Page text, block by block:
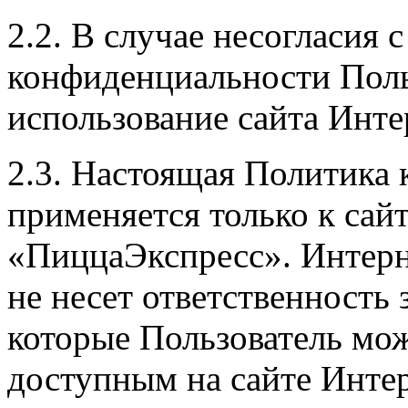
2.2. В случае несогласия
конфиденциальности
использование сайта
2.3. Настоящая Политика
применяется только к
«ПиццаЭкспресс».
не несет
которые Пользователь
доступным на сайте